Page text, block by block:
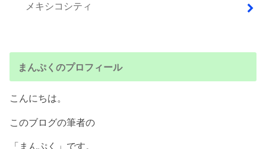
メキシコシティ
まんぷくのプロフィール
こんにちは。
このブログの筆者の
「まんぷく」です。